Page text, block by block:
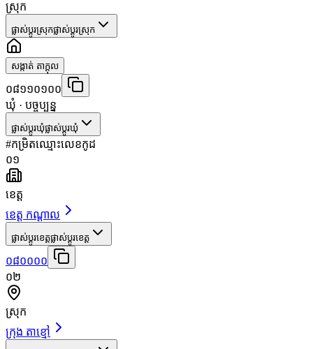
ស្រុក
ផ្លាស់ប្តូរស្រុកផ្លាស់ប្តូរស្រុក
សង្កាត់ តាក្ដុល
០៨១១០១០០
ឃុំ · បច្ចុប្បន្ន
ផ្លាស់ប្តូរឃុំផ្លាស់ប្តូរឃុំ
#កម្រិតឈ្មោះលេខកូដ
០១
ខេត្ត
ខេត្ត កណ្តាល
ផ្លាស់ប្តូរខេត្តផ្លាស់ប្តូរខេត្ត
០៨០០០០
០២
ស្រុក
ក្រុង តាខ្មៅ